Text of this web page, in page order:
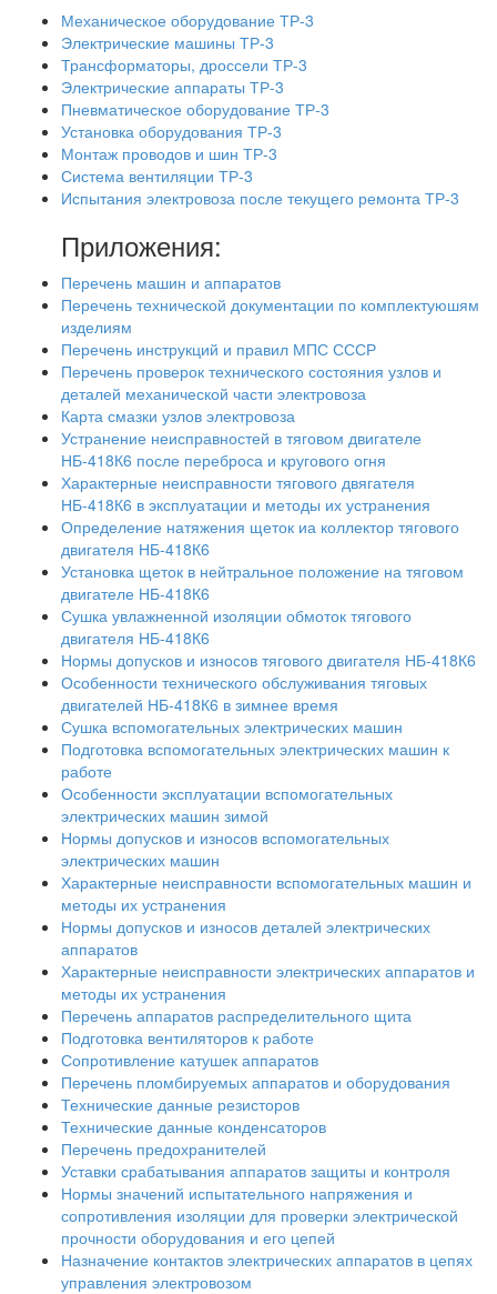
Механическое оборудование ТР-3
Электрические машины ТР-3
Трансформаторы, дроссели ТР-3
Электрические аппараты ТР-3
Пневматическое оборудование ТР-3
Установка оборудования ТР-3
Монтаж проводов и шин ТР-3
Система вентиляции ТР-3
Испытания электровоза после текущего ремонта ТР-3
Приложения:
Перечень машин и аппаратов
Перечень технической документации по комплектуюшям
изделиям
Перечень инструкций и правил МПС СССР
Перечень проверок технического состояния узлов и
деталей механической части электровоза
Карта смазки узлов электровоза
Устранение неисправностей в тяговом двигателе
НБ-418К6 после переброса и кругового огня
Характерные неисправности тягового двягателя
НБ-418К6 в эксплуатации и методы их устранения
Определение натяжения щеток иа коллектор тягового
двигателя НБ-418К6
Установка щеток в нейтральное положение на тяговом
двигателе НБ-418К6
Сушка увлажненной изоляции обмоток тягового
двигателя НБ-418К6
Нормы допусков и износов тягового двигателя НБ-418К6
Особенности технического обслуживания тяговых
двигателей НБ-418К6 в зимнее время
Сушка вспомогательных электрических машин
Подготовка вспомогательных электрических машин к
работе
Особенности эксплуатации вспомогательных
электрических машин зимой
Нормы допусков и износов вспомогательных
электрических машин
Характерные неисправности вспомогательных машин и
методы их устранения
Нормы допусков и износов деталей электрических
аппаратов
Характерные неисправности электрических аппаратов и
методы их устранения
Перечень аппаратов распределительного щита
Подготовка вентиляторов к работе
Сопротивление катушек аппаратов
Перечень пломбируемых аппаратов и оборудования
Технические данные резисторов
Технические данные конденсаторов
Перечень предохранителей
Уставки срабатывания аппаратов защиты и контроля
Нормы значений испытательного напряжения и
сопротивления изоляции для проверки электрической
прочности оборудования и его цепей
Назначение контактов электрических аппаратов в цепях
управления электровозом